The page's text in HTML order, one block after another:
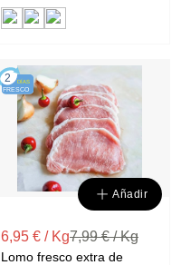
2 DÍAS
FRESCO
Añadir
6,95 € / Kg7,99 € / Kg
Lomo fresco extra de